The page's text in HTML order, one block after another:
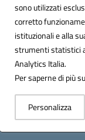
sono utilizzati
corretto
istituzionali e alla
strumenti statistici
Analytics Italia.
Per saperne di più
Personalizza